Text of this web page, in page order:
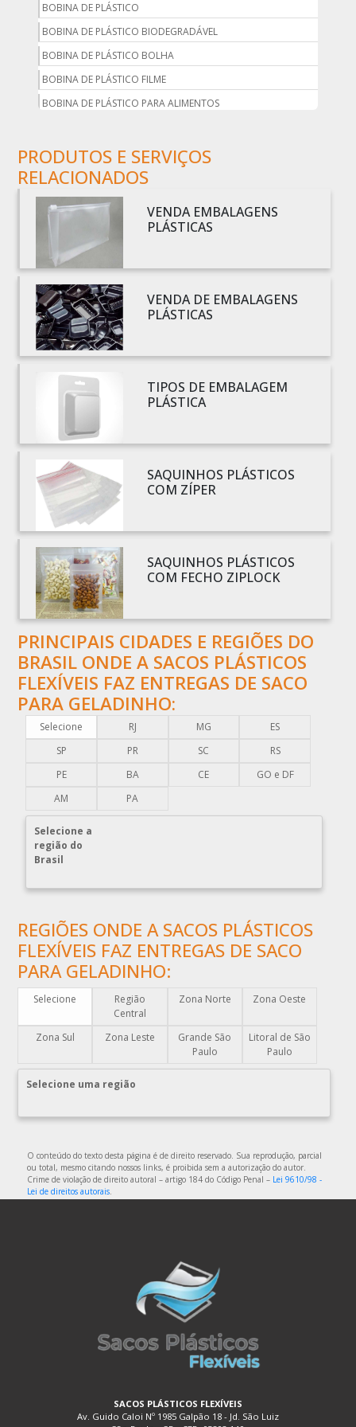
BOBINA DE PLÁSTICO
BOBINA DE PLÁSTICO BIODEGRADÁVEL
BOBINA DE PLÁSTICO BOLHA
BOBINA DE PLÁSTICO FILME
BOBINA DE PLÁSTICO PARA ALIMENTOS
BOBINA DE PLÁSTICO PRETO
BOBINA DE PLÁSTICO TRANSPARENTE
BOBINA DE SACO PLÁSTICO
BOBINA PLÁSTICA
BOBINA PLÁSTICA PARA ESTUFA
BOBINA PLÁSTICO
BOBINA PLÁSTICO BOLHA
BOBINA PLÁSTICO FILME
BOBINA PLÁSTICO SHRINK
BOBINAS EM PLÁSTICO BOLHA 1
BOBINAS PLÁSTICAS PARA EMBALAGENS
BOBINAS PLÁSTICAS PARA FABRICAR SACOLAS
BOBINAS PLÁSTICAS PERSONALIZADAS
BOBINAS PLÁSTICAS PICOTADAS
BOBINAS PLÁSTICAS RECICLADAS
BOBINAS PLÁSTICAS TÉCNICAS
CAIXA EMBALAGEM PLÁSTICA TRANSPARENTE
CAPA PLÁSTICA PARA DOCUMENTOS
COMERCIO DE EMBALAGENS PLÁSTICAS
COMPRA DE EMBALAGENS PLÁSTICAS
COMPRAR EMBALAGENS PLÁSTICAS
COMPRAR ENVELOPE DE PLÁSTICO CORREIOS
COMPRAR ENVELOPE PLÁSTICO CORREIOS
COMPRAR ENVELOPE PLÁSTICO DE CORREIO
COMPRAR ENVELOPE PLÁSTICO DE SEGURANÇA
COMPRAR PLÁSTICO BOLHA
COMPRAR SACO PLÁSTICO ZIP LOCK
COMPRAR SACOLAS PLÁSTICAS
COMPRAR SACOLAS PLÁSTICAS DIRETO DA FABRICA
COMPRAR SACOS PLÁSTICOS
DISTRIBUIDOR DE EMBALAGENS PLÁSTICAS
DISTRIBUIDORA DE EMBALAGENS PLÁSTICAS
DISTRIBUIDORA DE SACOLAS PLÁSTICAS
DISTRIBUIDORA EMBALAGENS PLÁSTICAS
EMBALAGEM DE PLÁSTICO FLEXÍVEL
EMBALAGEM DE PLÁSTICO PARA ALIMENTOS
EMBALAGEM DE PLÁSTICO TRANSPARENTE
EMBALAGEM DE SACO PLÁSTICO
EMBALAGEM PLÁSTICA A VÁCUO
EMBALAGEM PLÁSTICA BIODEGRADÁVEL
EMBALAGEM PLÁSTICA BOLHA
EMBALAGEM PLÁSTICA COEXTRUSADA
EMBALAGEM PLÁSTICA COM LACRE
PRODUTOS E SERVIÇOS
RELACIONADOS
VENDA EMBALAGENS
PLÁSTICAS
VENDA DE EMBALAGENS
PLÁSTICAS
TIPOS DE EMBALAGEM
PLÁSTICA
SAQUINHOS PLÁSTICOS
COM ZÍPER
SAQUINHOS PLÁSTICOS
COM FECHO ZIPLOCK
PRINCIPAIS CIDADES E REGIÕES DO
BRASIL ONDE A SACOS PLÁSTICOS
FLEXÍVEIS FAZ ENTREGAS DE SACO
PARA GELADINHO:
Selecione RJ MG
ES
SP
PR SC
RS
PE
BA CE
GO e DF
AM
PA
Selecione a
região do
Brasil
REGIÕES ONDE A SACOS PLÁSTICOS
FLEXÍVEIS FAZ ENTREGAS DE SACO
PARA GELADINHO:
Selecione
Região
Central
Zona Norte Zona Oeste
Zona Sul Zona Leste
Grande São
Paulo
Litoral de São
Paulo
Selecione uma região
O conteúdo do texto desta página é de direito reservado. Sua reprodução, parcial
ou total, mesmo citando nossos links, é proibida sem a autorização do autor.
Crime de violação de direito autoral – artigo 184 do Código Penal – Lei 9610/98 -
Lei de direitos autorais.
SACOS PLÁSTICOS FLEXÍVEIS
Av. Guido Caloi Nº 1985 Galpão 18 - Jd. São Luiz